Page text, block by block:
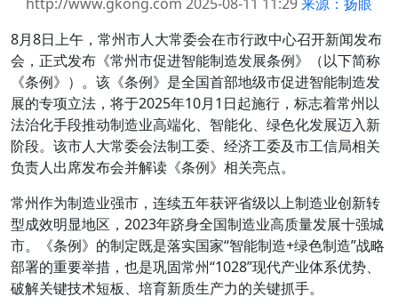
8月8日上午，常州市人大常委会在市行政中心召开新闻发布
会，正式发布《常州市促进智能制造发展条例》（以下简称
《条例》）。该《条例》是全国首部地级市促进智能制造发
展的专项立法，将于2025年10月1日起施行，标志着常州以
法治化手段推动制造业高端化、智能化、绿色化发展迈入新
阶段。该市人大常委会法制工委、经济工委及市工信局相关
负责人出席发布会并解读《条例》相关亮点。
常州作为制造业强市，连续五年获评省级以上制造业创新转
型成效明显地区，2023年跻身全国制造业高质量发展十强城
市。《条例》的制定既是落实国家“智能制造+绿色制造”战略
部署的重要举措，也是巩固常州“1028”现代产业体系优势、
破解关键技术短板、培育新质生产力的关键抓手。